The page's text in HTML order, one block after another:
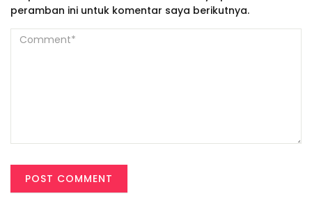
peramban ini untuk komentar saya berikutnya.